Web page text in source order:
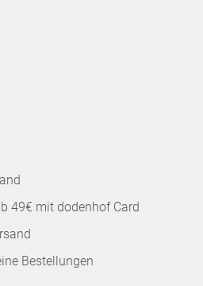
49€ mit dodenhof Card
Bestellungen